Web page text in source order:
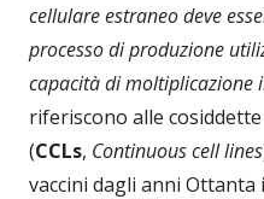
cellulare estraneo deve
processo di produzione
capacità di moltiplicazione
riferiscono alle cosiddette
(CCLs, Continuous cell lines
vaccini dagli anni Ottanta